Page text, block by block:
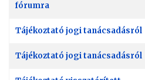
fórumra
Tájékoztató jogi tanácsadásról
Tájékoztató jogi tanácsadásról